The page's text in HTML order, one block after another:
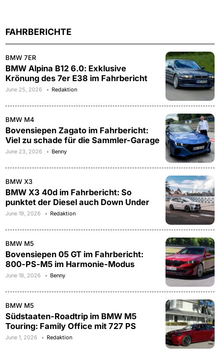
FAHRBERICHTE
BMW 7ER
BMW Alpina B12 6.0: Exklusive
Krönung des 7er E38 im Fahrbericht
June 25, 2026 Redaktion
BMW M4
Bovensiepen Zagato im Fahrbericht:
Viel zu schade für die Sammler-Garage
June 23, 2026 Benny
BMW X3
BMW X3 40d im Fahrbericht: So
punktet der Diesel auch Down Under
June 19, 2026 Redaktion
BMW M5
Bovensiepen 05 GT im Fahrbericht:
800-PS-M5 im Harmonie-Modus
June 18, 2026 Benny
BMW M5
Südstaaten-Roadtrip im BMW M5
Touring: Family Office mit 727 PS
June 1, 2026 Redaktion